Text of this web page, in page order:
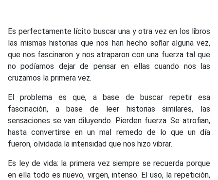
Es perfectamente lícito buscar una y otra vez en los libros
las mismas historias que nos han hecho soñar alguna vez,
que nos fascinaron y nos atraparon con una fuerza tal que
no podíamos dejar de pensar en ellas cuando nos las
cruzamos la primera vez.
El problema es que, a base de buscar repetir esa
fascinación, a base de leer historias similares, las
sensaciones se van diluyendo. Pierden fuerza. Se atrofian,
hasta convertirse en un mal remedo de lo que un día
fueron, olvidada la intensidad que nos hizo vibrar.
Es ley de vida: la primera vez siempre se recuerda porque
en ella todo es nuevo, virgen, intenso. El uso, la repetición,